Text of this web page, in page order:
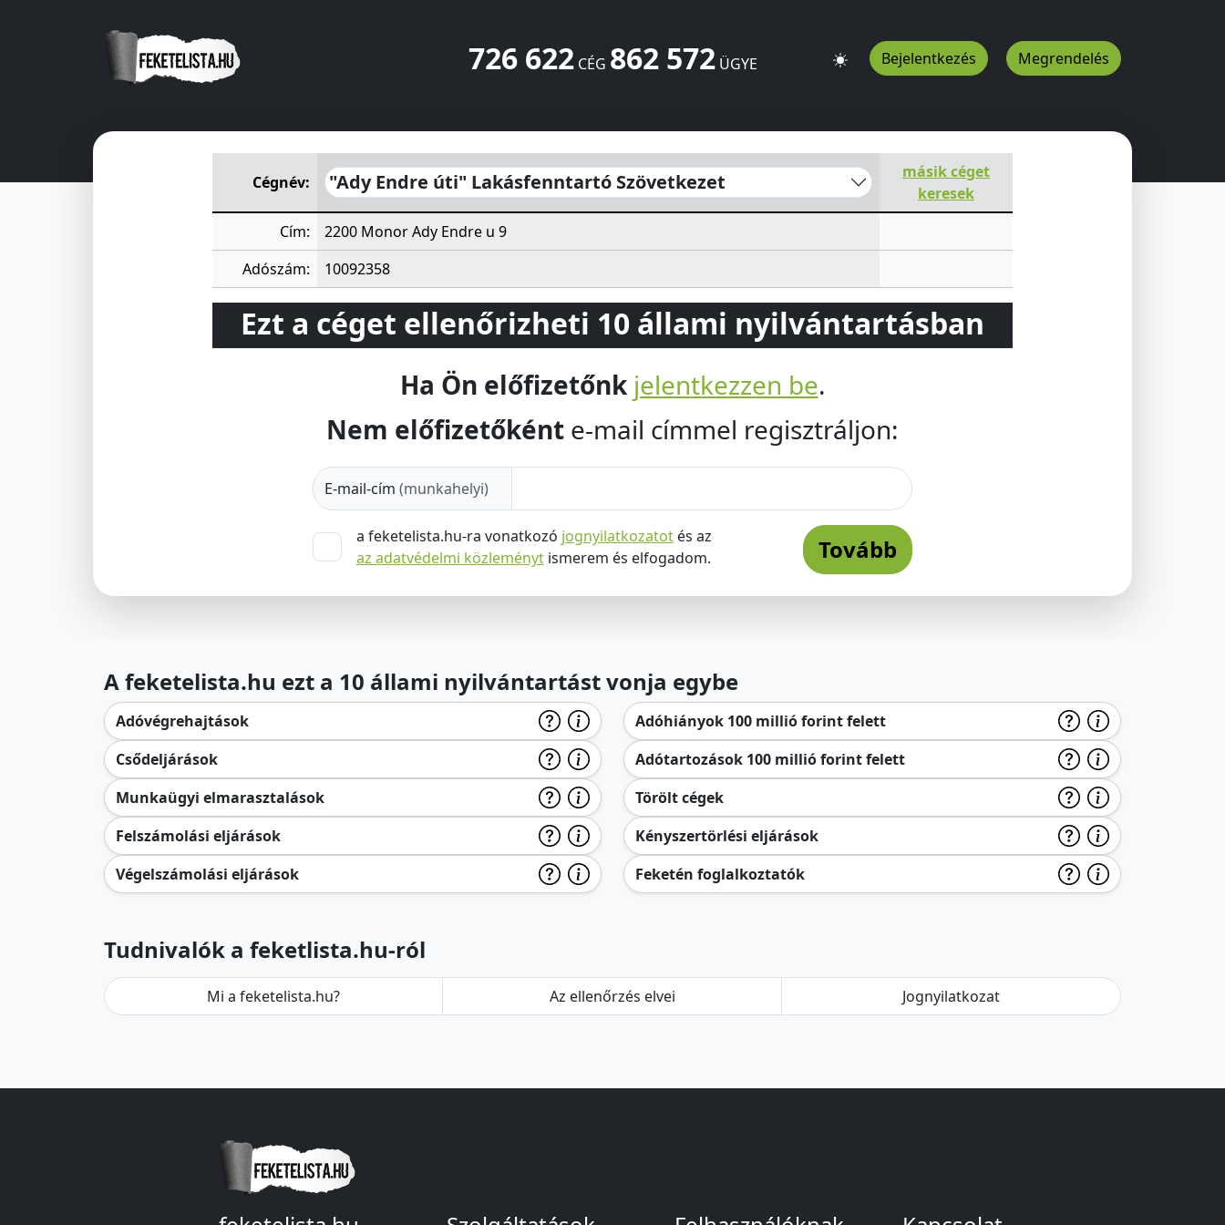
726 622CÉG 862 572ÜGYE Bejelentkezés Megrendelés
"Ady Endre úti" Lakásfenntartó SzövetkezetAdy Endre u 9Monor2200HU
Cégnév:
"Ady Endre úti" Lakásfenntartó Szövetkezet
másik céget
keresek
Cím:
2200 Monor Ady Endre u 9
Adószám:
10092358
Ezt a céget ellenőrizheti 10 állami nyilvántartásban
Ha Ön előfizetőnk jelentkezzen be.
Nem előfizetőként e-mail címmel regisztráljon:
E-mail-cím (munkahelyi)
a feketelista.hu-ra vonatkozó jognyilatkozatotés az
az adatvédelmi közleménytismerem és elfogadom. Tovább
A feketelista.hu ezt a 10 állami nyilvántartást vonja egybe
Adóvégrehajtások
Csődeljárások
Munkaügyi elmarasztalások
Felszámolási eljárások
Végelszámolási eljárások
Adóhiányok 100 millió forint felett
Adótartozások 100 millió forint felett
Törölt cégek
Kényszertörlési eljárások
Feketén foglalkoztatók
Tudnivalók a feketlista.hu-ról
Mi a feketelista.hu? Az ellenőrzés elvei Jognyilatkozat